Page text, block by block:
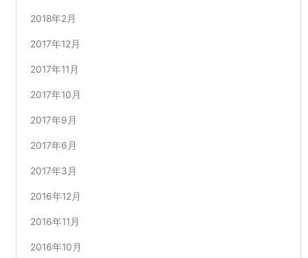
2018年2月
2017年12月
2017年11月
2017年10月
2017年9月
2017年6月
2017年3月
2016年12月
2016年11月
2016年10月